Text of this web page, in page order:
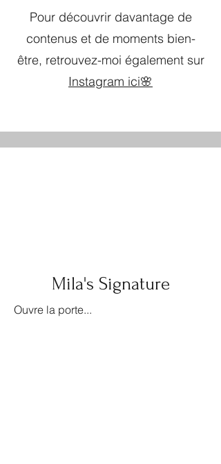
Pour découvrir davantage de
contenus et de moments bien-
être, retrouvez-moi également sur
Instagram ici🌸
Mila's Signature
Ouvre la porte...